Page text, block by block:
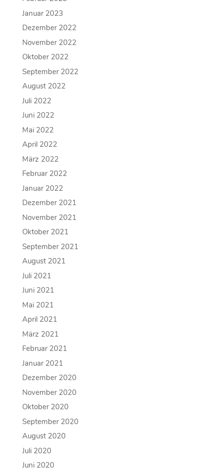
Januar 2023
Dezember 2022
November 2022
Oktober 2022
September 2022
August 2022
Juli 2022
Juni 2022
Mai 2022
April 2022
März 2022
Februar 2022
Januar 2022
Dezember 2021
November 2021
Oktober 2021
September 2021
August 2021
Juli 2021
Juni 2021
Mai 2021
April 2021
März 2021
Februar 2021
Januar 2021
Dezember 2020
November 2020
Oktober 2020
September 2020
August 2020
Juli 2020
Juni 2020